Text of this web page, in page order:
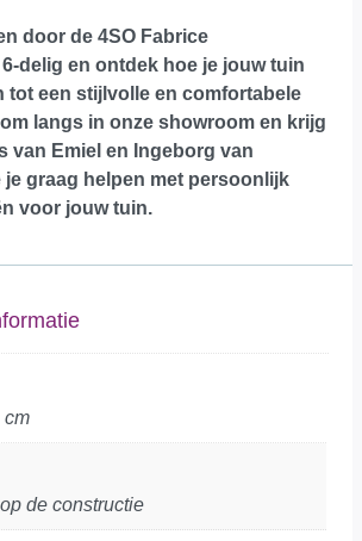
door de 4SO Fabrice
delig en ontdek hoe je jouw tuin
tot een stijlvolle en comfortabele
langs in onze showroom en krijg
van Emiel en Ingeborg van
je graag helpen met persoonlijk
voor jouw tuin.
cm
de constructie